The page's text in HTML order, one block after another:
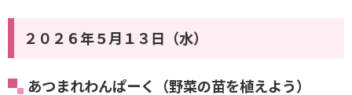
２０２６年５月１３日（水）
あつまれわんぱーく（野菜の苗を植えよう）